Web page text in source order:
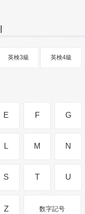
英検3級 英検4級
E F G
L M N
S T U
Z 数字記号